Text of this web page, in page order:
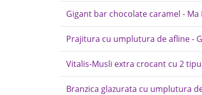
Gigant bar chocolate caramel - Ma
Prajitura cu umplutura de afline -
Vitalis-Musli extra crocant cu 2
Branzica glazurata cu umplutura